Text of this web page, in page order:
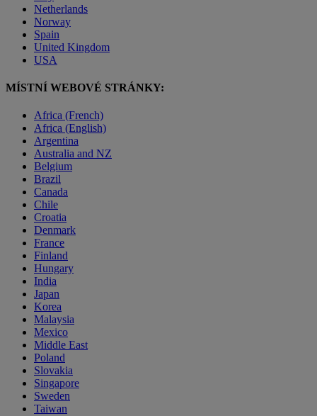
Netherlands
Norway
Spain
United Kingdom
USA
MÍSTNÍ WEBOVÉ STRÁNKY:
Africa (French)
Africa (English)
Argentina
Australia and NZ
Belgium
Brazil
Canada
Chile
Croatia
Denmark
France
Finland
Hungary
India
Japan
Korea
Malaysia
Mexico
Middle East
Poland
Slovakia
Singapore
Sweden
Taiwan